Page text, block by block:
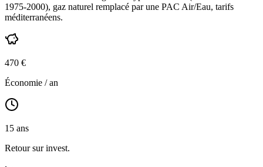
1975-2000), gaz naturel remplacé par une PAC Air/Eau, tarifs
méditerranéens.
470 €
Économie / an
15 ans
Retour sur invest.